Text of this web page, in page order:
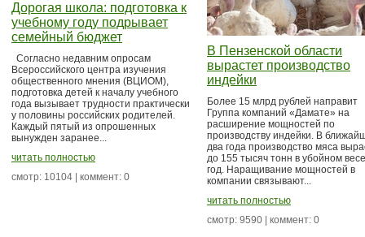
Дорогая школа: подготовка к
учебному году подрывает
семейный бюджет
Согласно недавним опросам
Всероссийского центра изучения
общественного мнения (ВЦИОМ),
подготовка детей к началу учебного
года вызывает трудности практически
у половины российских родителей.
Каждый пятый из опрошенных
вынужден заранее...
читать полностью
смотр: 10104 | коммент: 0
В Пензенской области
вырастет производство
индейки
Более 15 млрд рублей направит
Группа компаний «Дамате» на
расширение мощностей по
производству индейки. В
два года производство мяса
до 155 тысяч тонн в убойном
год. Наращивание мощностей в
компании связывают...
читать полностью
смотр: 9590 | коммент: 0